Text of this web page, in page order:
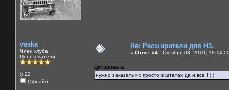
vaska
Член клуба
Пользователи
:) 22
Офлайн
Re: Расширители для Н3.
« Ответ #4 : Октября 03, 2010,
Цитировать
нужно заказать их просто в штатах да и все ! ) )